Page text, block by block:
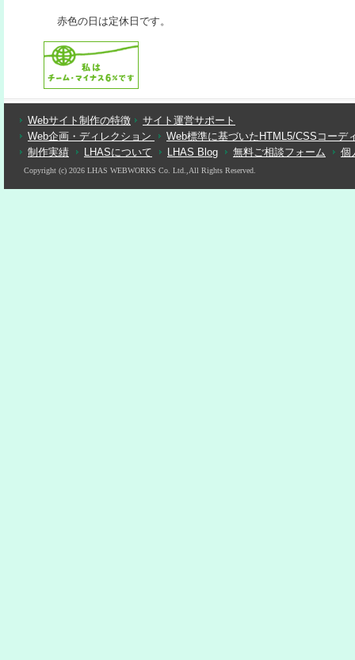
赤色の日は定休日です。
Webサイト制作の特徴
サイト運営サポート
Web企画・ディレクション
Web標準に基づいたHTML5/CSSコーデ
制作実績
LHASについて LHAS Blog 無料ご相談フォーム 個
Copyright (c) 2026 LHAS WEBWORKS Co. Ltd.,All Rights Reserved.